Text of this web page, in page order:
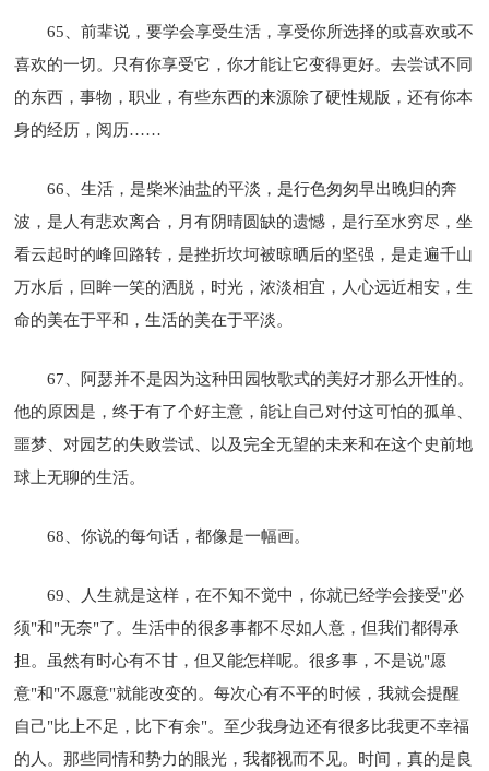
65、前辈说，要学会享受生活，享受你所选择的或喜欢或不
喜欢的一切。只有你享受它，你才能让它变得更好。去尝试不同
的东西，事物，职业，有些东西的来源除了硬性规版，还有你本
身的经历，阅历……
66、生活，是柴米油盐的平淡，是行色匆匆早出晚归的奔
波，是人有悲欢离合，月有阴晴圆缺的遗憾，是行至水穷尽，坐
看云起时的峰回路转，是挫折坎坷被晾晒后的坚强，是走遍千山
万水后，回眸一笑的洒脱，时光，浓淡相宜，人心远近相安，生
命的美在于平和，生活的美在于平淡。
67、阿瑟并不是因为这种田园牧歌式的美好才那么开性的。
他的原因是，终于有了个好主意，能让自己对付这可怕的孤单、
噩梦、对园艺的失败尝试、以及完全无望的未来和在这个史前地
球上无聊的生活。
68、你说的每句话，都像是一幅画。
69、人生就是这样，在不知不觉中，你就已经学会接受"必
须"和"无奈"了。生活中的很多事都不尽如人意，但我们都得承
担。虽然有时心有不甘，但又能怎样呢。很多事，不是说"愿
意"和"不愿意"就能改变的。每次心有不平的时候，我就会提醒
自己"比上不足，比下有余"。至少我身边还有很多比我更不幸福
的人。那些同情和势力的眼光，我都视而不见。时间，真的是良